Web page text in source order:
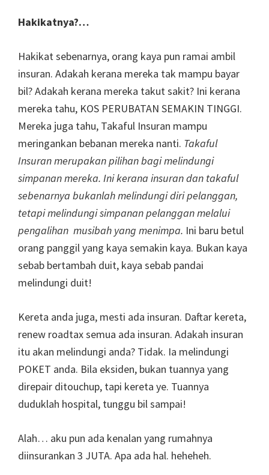
Hakikatnya?…
Hakikat sebenarnya, orang kaya pun ramai ambil
insuran. Adakah kerana mereka tak mampu bayar
bil? Adakah kerana mereka takut sakit? Ini kerana
mereka tahu, KOS PERUBATAN SEMAKIN TINGGI.
Mereka juga tahu, Takaful Insuran mampu
meringankan bebanan mereka nanti. Takaful
Insuran merupakan pilihan bagi melindungi
simpanan mereka. Ini kerana insuran dan takaful
sebenarnya bukanlah melindungi diri pelanggan,
tetapi melindungi simpanan pelanggan melalui
pengalihan musibah yang menimpa. Ini baru betul
orang panggil yang kaya semakin kaya. Bukan kaya
sebab bertambah duit, kaya sebab pandai
melindungi duit!
Kereta anda juga, mesti ada insuran. Daftar kereta,
renew roadtax semua ada insuran. Adakah insuran
itu akan melindungi anda? Tidak. Ia melindungi
POKET anda. Bila eksiden, bukan tuannya yang
direpair ditouchup, tapi kereta ye. Tuannya
duduklah hospital, tunggu bil sampai!
Alah… aku pun ada kenalan yang rumahnya
diinsurankan 3 JUTA. Apa ada hal. heheheh.